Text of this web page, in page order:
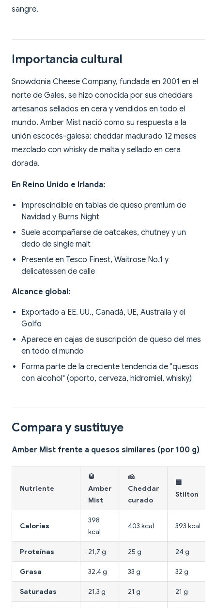
sangre.
Importancia cultural
Snowdonia Cheese Company, fundada en 2001 en el
norte de Gales, se hizo conocida por sus cheddars
artesanos sellados en cera y vendidos en todo el
mundo. Amber Mist nació como su respuesta a la
unión escocés-galesa: cheddar madurado 12 meses
mezclado con whisky de malta y sellado en cera
dorada.
En Reino Unido e Irlanda:
Imprescindible en tablas de queso premium de
Navidad y Burns Night
Suele acompañarse de oatcakes, chutney y un
dedo de single malt
Presente en Tesco Finest, Waitrose No.1 y
delicatessen de calle
Alcance global:
Exportado a EE. UU., Canadá, UE, Australia y el
Golfo
Aparece en cajas de suscripción de queso del mes
en todo el mundo
Forma parte de la creciente tendencia de "quesos
con alcohol" (oporto, cerveza, hidromiel, whisky)
Compara y sustituye
Amber Mist frente a quesos similares (por 100 g)
Nutriente
🥃
Amber
Mist
🧀
Cheddar
curado
🟦
Stilton
Calorías
398
kcal
403 kcal 393 kcal
Proteínas 21,7 g 25 g 24 g
Grasa 32,4 g 33 g 32 g
Saturadas 21,3 g 21 g 21 g